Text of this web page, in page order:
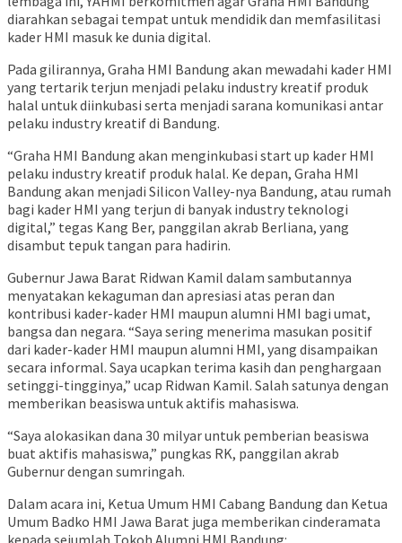
diarahkan sebagai tempat untuk mendidik dan memfasilitasi
kader HMI masuk ke dunia digital.
Pada gilirannya, Graha HMI Bandung akan mewadahi kader HMI
yang tertarik terjun menjadi pelaku industry kreatif produk
halal untuk diinkubasi serta menjadi sarana komunikasi antar
pelaku industry kreatif di Bandung.
“Graha HMI Bandung akan menginkubasi start up kader HMI
pelaku industry kreatif produk halal. Ke depan, Graha HMI
Bandung akan menjadi Silicon Valley-nya Bandung, atau rumah
bagi kader HMI yang terjun di banyak industry teknologi
digital,” tegas Kang Ber, panggilan akrab Berliana, yang
disambut tepuk tangan para hadirin.
Gubernur Jawa Barat Ridwan Kamil dalam sambutannya
menyatakan kekaguman dan apresiasi atas peran dan
kontribusi kader-kader HMI maupun alumni HMI bagi umat,
bangsa dan negara. “Saya sering menerima masukan positif
dari kader-kader HMI maupun alumni HMI, yang disampaikan
secara informal. Saya ucapkan terima kasih dan penghargaan
setinggi-tingginya,” ucap Ridwan Kamil. Salah satunya dengan
memberikan beasiswa untuk aktifis mahasiswa.
“Saya alokasikan dana 30 milyar untuk pemberian beasiswa
buat aktifis mahasiswa,” pungkas RK, panggilan akrab
Gubernur dengan sumringah.
Dalam acara ini, Ketua Umum HMI Cabang Bandung dan Ketua
Umum Badko HMI Jawa Barat juga memberikan cinderamata